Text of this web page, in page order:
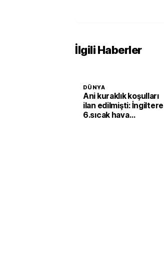
İlgili Haberler
DÜNYA
Ani kuraklık koşulları
ilan edilmişti: İngiltere
6.sıcak hava